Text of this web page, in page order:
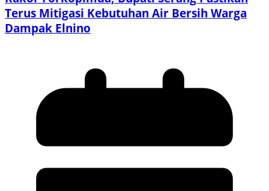
Terus Mitigasi Kebutuhan Air Bersih Warga
Dampak Elnino